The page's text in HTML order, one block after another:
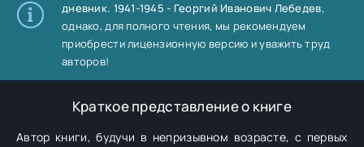
дневник. 1941-1945 - Георгий Иванович Лебедев,
однако, для полного чтения, мы рекомендуем
приобрести лицензионную версию и уважить труд
авторов!
Краткое представление о книге
Автор книги, будучи в непризывном возрасте, с первых